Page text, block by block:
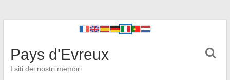
Pays d'Evreux
I siti dei nostri membri